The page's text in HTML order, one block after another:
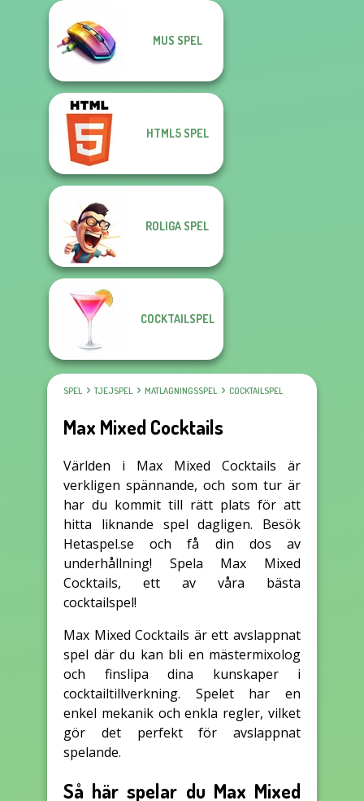
MUS SPEL
HTML5 SPEL
ROLIGA SPEL
COCKTAILSPEL
SPEL TJEJSPEL MATLAGNINGSSPEL COCKTAILSPEL
Max Mixed Cocktails
Världen i Max Mixed Cocktails är
verkligen spännande, och som tur är
har du kommit till rätt plats för att
hitta liknande spel dagligen. Besök
Hetaspel.se och få din dos av
underhållning! Spela Max Mixed
Cocktails, ett av våra bästa
cocktailspel!
Max Mixed Cocktails är ett avslappnat
spel där du kan bli en mästermixolog
och finslipa dina kunskaper i
cocktailtillverkning. Spelet har en
enkel mekanik och enkla regler, vilket
gör det perfekt för avslappnat
spelande.
Så här spelar du Max Mixed